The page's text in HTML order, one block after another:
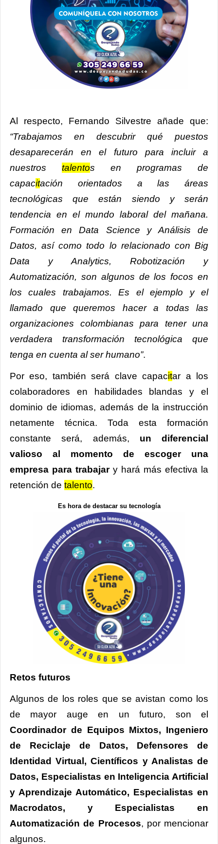
Al respecto, Fernando Silvestre añade que:
“Trabajamos en descubrir qué puestos
desaparecerán en el futuro para incluir a
nuestros talentos en programas de
capacitación orientados a las áreas
tecnológicas que están siendo y serán
tendencia en el mundo laboral del mañana.
Formación en Data Science y Análisis de
Datos, así como todo lo relacionado con Big
Data y Analytics, Robotización y
Automatización, son algunos de los focos en
los cuales trabajamos. Es el ejemplo y el
llamado que queremos hacer a todas las
organizaciones colombianas para tener una
verdadera transformación tecnológica que
tenga en cuenta al ser humano”.
Por eso, también será clave capacitar a los
colaboradores en habilidades blandas y el
dominio de idiomas, además de la instrucción
netamente técnica. Toda esta formación
constante será, además, un diferencial
valioso al momento de escoger una
empresa para trabajar y hará más efectiva la
retención de talento.
Es hora de destacar su tecnología
Retos futuros
Algunos de los roles que se avistan como los
de mayor auge en un futuro, son el
Coordinador de Equipos Mixtos, Ingeniero
de Reciclaje de Datos, Defensores de
Identidad Virtual, Científicos y Analistas de
Datos, Especialistas en Inteligencia Artificial
y Aprendizaje Automático, Especialistas en
Macrodatos, y Especialistas en
Automatización de Procesos, por mencionar
algunos.